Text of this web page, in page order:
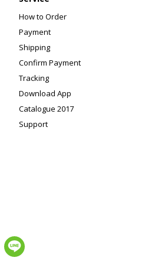
How to Order
Payment
Shipping
Confirm Payment
Tracking
Download App
Catalogue 2017
Support